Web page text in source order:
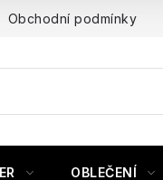
Obchodní podmínky
OBLEČENÍ